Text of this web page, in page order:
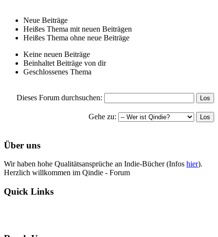
Neue Beiträge
Heißes Thema mit neuen Beiträgen
Heißes Thema ohne neue Beiträge
Keine neuen Beiträge
Beinhaltet Beiträge von dir
Geschlossenes Thema
Dieses Forum durchsuchen:
Gehe zu:
Über uns
Wir haben hohe Qualitätsansprüche an Indie-Bücher (Infos hier).
Herzlich willkommen im Qindie - Forum
Quick Links